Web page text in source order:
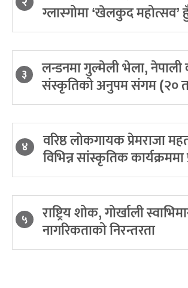
ग्लास्गोमा ‘खेलकुद महोत्सव’
३ लन्डनमा गुल्मेली भेला,
संस्कृतिको अनुपम संगम (२०
४ वरिष्ठ लोकगायक प्रेमराजा
विभिन्न सांस्कृतिक कार्यक्रममा
५ राष्ट्रिय शोक, गोर्खाली
नागरिकताको निरन्तरता